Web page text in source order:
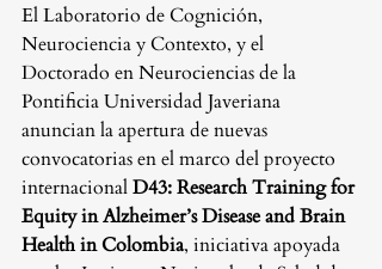
El Laboratorio de Cognición,
Neurociencia y Contexto, y el
Doctorado en Neurociencias de la
Pontificia Universidad Javeriana
anuncian la apertura de nuevas
convocatorias en el marco del proyecto
internacional D43: Research Training for
Equity in Alzheimer’s Disease and Brain
Health in Colombia, iniciativa apoyada